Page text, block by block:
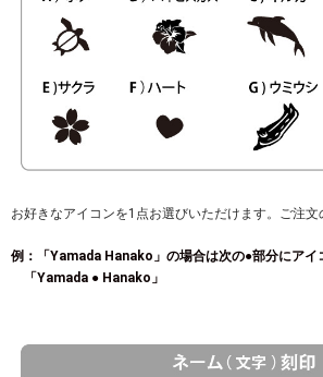
お好きなアイコンを1点お選びいただけます。ご注文
例：「Yamada Hanako」の場合は次の●部分にアイ
「Yamada ● Hanako」